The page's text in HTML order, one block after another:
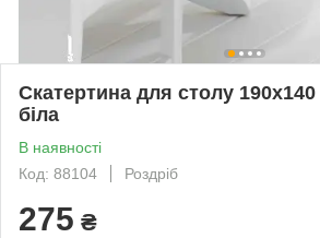
Скатертина для столу
біла
В наявності
Код: 88104
Роздріб
275 ₴